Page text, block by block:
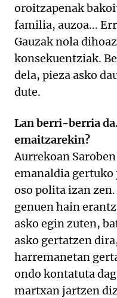
oroitzapenak
familia, auzoa...
Gauzak nola
konsekuentziak.
dela, pieza asko
dute.
Lan berri-berria
emaitzarekin?
Aurrekoan
emanaldia gertuko
oso polita izan
genuen hain
asko egin zuten,
asko gertatzen
harremanetan
ondo kontatuta
martxan jartzen